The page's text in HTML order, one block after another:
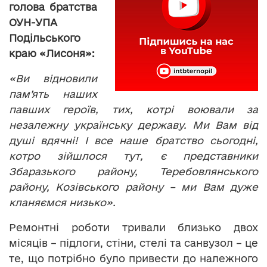
голова братства
ОУН-УПА
Подільського
краю «Лисоня»:
«Ви відновили
пам’ять наших
павших героїв, тих, котрі воювали за
незалежну українську державу. Ми Вам від
душі вдячні! І все наше братство сьогодні,
котро зійшлося тут, є представники
Збаразького району, Теребовлянського
району, Козівського району – ми Вам дуже
кланяємся низько».
Ремонтні роботи тривали близько двох
місяців – підлоги, стіни, стелі та санвузол – це
те, що потрібно було привести до належного